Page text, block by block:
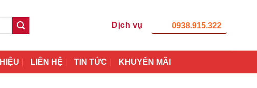
Dịch vụ 0938.915.322
LIÊN HỆ TIN TỨC KHUYẾN MÃI